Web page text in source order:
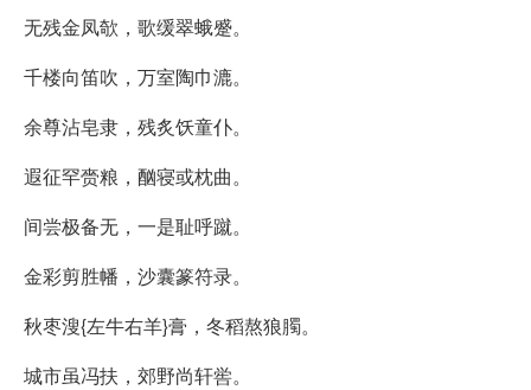
无残金凤欹，歌缓翠蛾蹙。
千楼向笛吹，万室陶巾漉。
余尊沾皂隶，残炙饫童仆。
遐征罕赍粮，酗寝或枕曲。
间尝极备无，一是耻呼蹴。
金彩剪胜幡，沙囊篆符录。
秋枣溲{左牛右羊}膏，冬稻熬狼臅。
城市虽冯扶，郊野尚轩喾。